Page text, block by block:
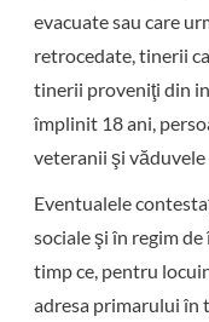
evacuate sau care
retrocedate, tinerii
tinerii proveniţi din
împlinit 18 ani,
veteranii şi văduvele
Eventualele
sociale şi în regim
timp ce, pentru
adresa primarului în